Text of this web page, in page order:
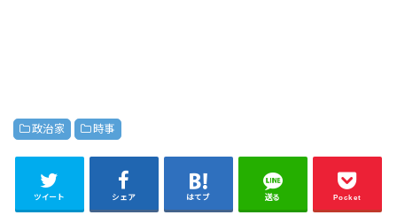
政治家 時事
ツイート シェア はてブ 送る Pocket